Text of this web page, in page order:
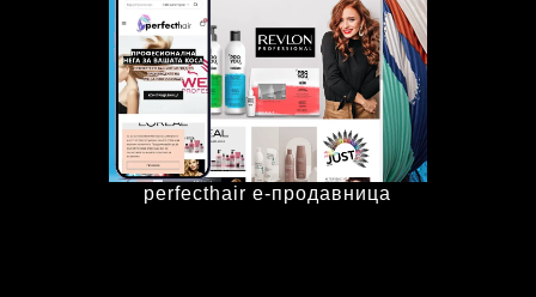
perfecthair е-продавница